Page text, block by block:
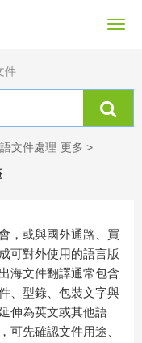
件
文件處理 更多 >
，或與國外通路、買
可對外使用的語言版
海文件翻譯通常包含
、型錄、包裝文字與
伸為英文或其他語
可先確認文件用途、